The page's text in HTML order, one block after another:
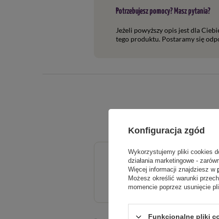
Potrzebujesz pomocy? Masz pytania?
Jeżeli powyższy opis jest dla
tego produktu. Postaramy się
5.00
Liczba wystawionych opinii: 1
Konfiguracja zgód
Wykorzystujemy pliki cookies
działania marketingowe -
Więcej informacji znajdziesz w
Możesz określić warunki
momencie poprzez usunięcie
Funkcjonalne pliki